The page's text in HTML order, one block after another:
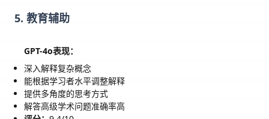
5. 教育辅助
GPT-4o表现：
深入解释复杂概念
能根据学习者水平调整解释
提供多角度的思考方式
解答高级学术问题准确率高